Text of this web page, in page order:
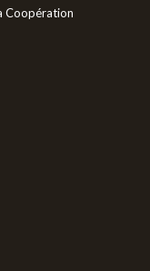
Coopération